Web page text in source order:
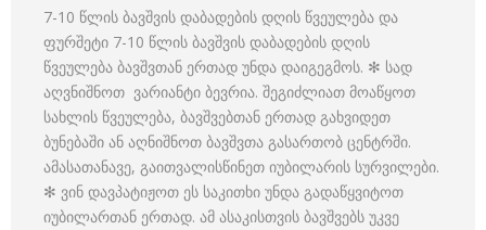
7-10 წლის ბავშვის დაბადების დღის წვეულება და
ფურშეტი 7-10 წლის ბავშვის დაბადების დღის
წვეულება ბავშვთან ერთად უნდა დაიგეგმოს. ✻ სად
აღვნიშნოთ ვარიანტი ბევრია. შეგიძლიათ მოაწყოთ
სახლის წვეულება, ბავშვებთან ერთად გახვიდეთ
ბუნებაში ან აღნიშნოთ ბავშვთა გასართობ ცენტრში.
ამასათანავე, გაითვალისწინეთ იუბილარის სურვილები.
✻ ვინ დავპატიჟოთ ეს საკითხი უნდა გადაწყვიტოთ
იუბილართან ერთად. ამ ასაკისთვის ბავშვებს უკვე